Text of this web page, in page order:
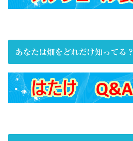
あなたは畑をどれだけ知ってる？